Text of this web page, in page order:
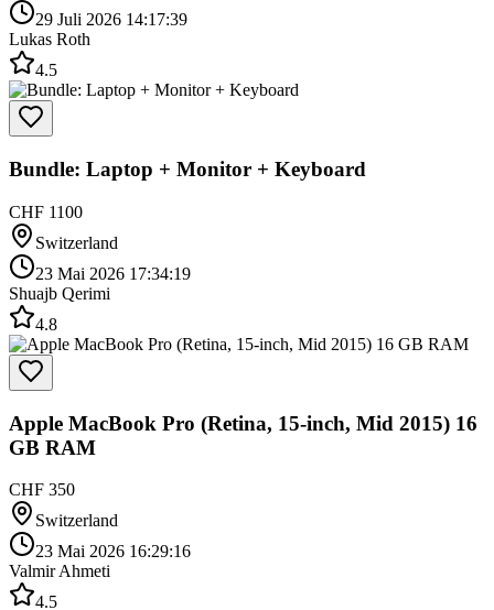
29 Juli 2026 14:17:39
Lukas Roth
4.5
Bundle: Laptop + Monitor + Keyboard
CHF 1100
Switzerland
23 Mai 2026 17:34:19
Shuajb Qerimi
4.8
Apple MacBook Pro (Retina, 15-inch, Mid 2015) 16
GB RAM
CHF 350
Switzerland
23 Mai 2026 16:29:16
Valmir Ahmeti
4.5